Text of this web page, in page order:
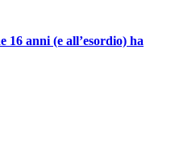
16 anni (e all’esordio) ha